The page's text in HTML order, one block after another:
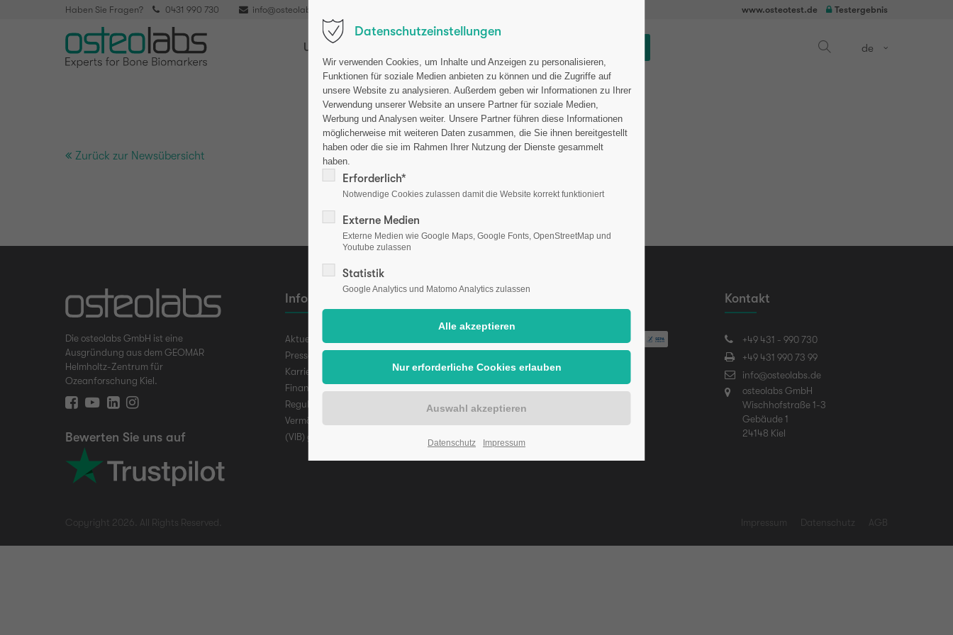
Haben Sie Fragen? 0431 990 730 info@osteolabs.de www.osteotest.de Testergebnis
de
Unternehmen
Zurück zur Newsübersicht
Die osteolabs GmbH ist eine
Ausgründung aus dem GEOMAR
Helmholtz-Zentrum für
Ozeanforschung Kiel.
Bewerten Sie uns auf
Informationen
Aktuelles
Presse
Karriere
Finanzierung
Regulatorische Informationen
Vermögensanlagen-Informationsblatt
(VIB) gem. §§ 2a
Sicherheit
Kontakt
+49 431 - 990 730
+49 431 990 73 99
info@osteolabs.de
osteolabs GmbH
Wischhofstraße 1-3
Gebäude 1
24148 Kiel
Copyright 2026. All Rights Reserved. Impressum Datenschutz AGB
Datenschutzeinstellungen
Wir verwenden Cookies, um Inhalte und Anzeigen zu personalisieren,
Funktionen für soziale Medien anbieten zu können und die Zugriffe auf
unsere Website zu analysieren. Außerdem geben wir Informationen zu Ihrer
Verwendung unserer Website an unsere Partner für soziale Medien,
Werbung und Analysen weiter. Unsere Partner führen diese Informationen
möglicherweise mit weiteren Daten zusammen, die Sie ihnen bereitgestellt
haben oder die sie im Rahmen Ihrer Nutzung der Dienste gesammelt
haben.
Erforderlich*
Notwendige Cookies zulassen damit die Website korrekt funktioniert
Externe Medien
Externe Medien wie Google Maps, Google Fonts, OpenStreetMap und
Youtube zulassen
Statistik
Google Analytics und Matomo Analytics zulassen
Datenschutz Impressum